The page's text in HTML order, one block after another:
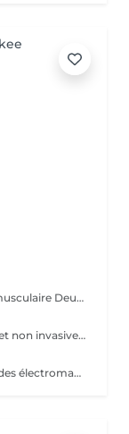
Modes personnalisables Électrostimulation musculaire Deux poignées indépendantes : contrôlez la puissance indépendamment, permettant des entraînements synchronisés ou individualisés Sûr et non invasif : notre machine est exempte de courant, d'hyperthermie, de rayonnement et ne nécessite aucune période de récupération. Brûlage de graisse et développement musculaire sans effort Gain de temps et d'efforts : seulement 30 minutes d'utilisation équivalent à 30 000 contractions musculaires, l'équivalent d'innombrables rouleaux de ventre ou squats.
L'Endermologie est une technique exclusive et non invasive qui permet de remodeler votre silhouette, de lisser la cellulite et d'améliorer globalement la tonicité de la peau.
La radiofréquence (RF) utilise l'émission d'ondes électromagnétiques à très haute fréquence, pour cibler la peau. La technologie RF permet ainsi de raffermir sa peau et de réduire des tissus graisseux, afin de redessiner des contours touchés par un affaissement cutané et un relâchement de la peau.